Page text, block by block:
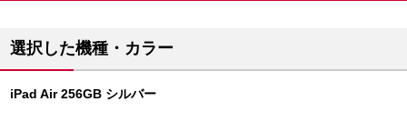
選択した機種・カラー
iPad Air 256GB シルバー